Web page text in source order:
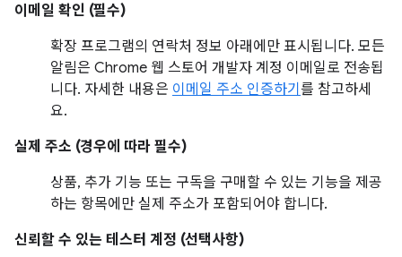
이메일 확인 (필수)
확장 프로그램의 연락처 정보 아래에만 표시됩니다. 모든
알림은 Chrome 웹 스토어 개발자 계정 이메일로 전송됩
니다. 자세한 내용은 이메일 주소 인증하기 를 참고하세
요.
실제 주소 (경우에 따라 필수)
상품, 추가 기능 또는 구독을 구매할 수 있는 기능을 제공
하는 항목에만 실제 주소가 포함되어야 합니다.
신뢰할 수 있는 테스터 계정 (선택사항)